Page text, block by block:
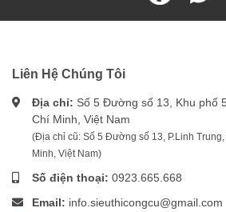
Liên Hệ Chúng Tôi
Địa chỉ: Số 5 Đường số 13, Khu phố
Chí Minh, Việt Nam
(Địa chỉ cũ: Số 5 Đường số 13, P.Linh Trung,
Minh, Việt Nam)
Số điện thoại: 0923.665.668
Email: info.sieuthicongcu@gmail.com